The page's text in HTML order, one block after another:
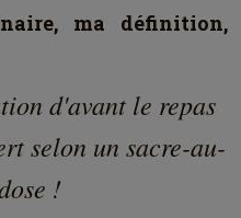
ma définition,
d'avant le repas
selon un sacre-au-
!